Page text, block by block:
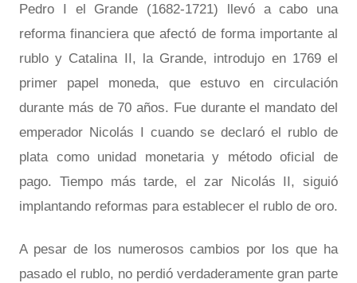
Pedro I el Grande (1682-1721) llevó a cabo una
reforma financiera que afectó de forma importante al
rublo y Catalina II, la Grande, introdujo en 1769 el
primer papel moneda, que estuvo en circulación
durante más de 70 años. Fue durante el mandato del
emperador Nicolás I cuando se declaró el rublo de
plata como unidad monetaria y método oficial de
pago. Tiempo más tarde, el zar Nicolás II, siguió
implantando reformas para establecer el rublo de oro.
A pesar de los numerosos cambios por los que ha
pasado el rublo, no perdió verdaderamente gran parte